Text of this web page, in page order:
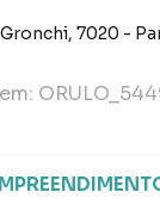
, 7020 -